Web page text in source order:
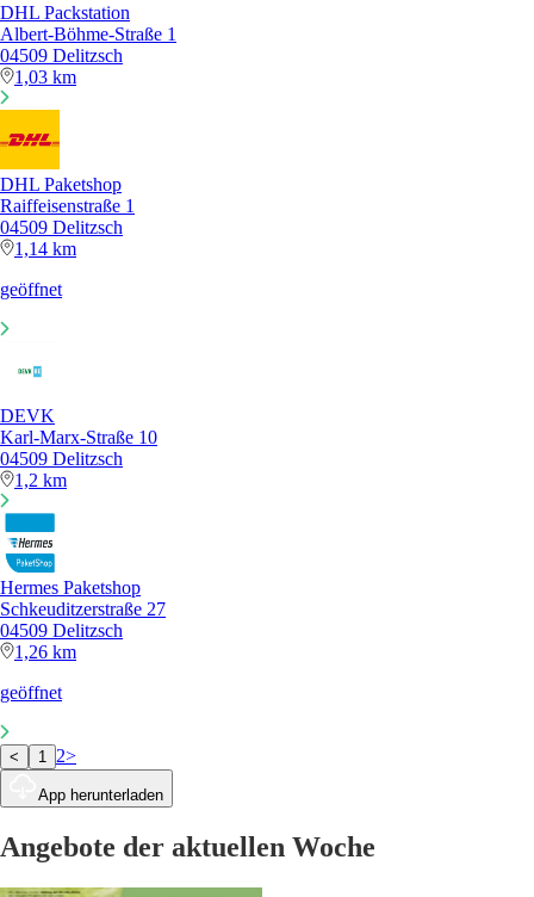
DHL Packstation
Albert-Böhme-Straße 1
04509 Delitzsch
1,03 km
DHL Paketshop
Raiffeisenstraße 1
04509 Delitzsch
1,14 km
geöffnet
DEVK
Karl-Marx-Straße 10
04509 Delitzsch
1,2 km
Hermes Paketshop
Schkeuditzerstraße 27
04509 Delitzsch
1,26 km
geöffnet
< 1 2>
App herunterladen
Angebote der aktuellen Woche